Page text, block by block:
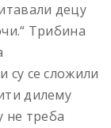
децу
Трибина
се сложили
дилему
не треба